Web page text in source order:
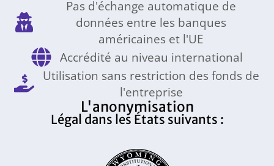
Pas d'échange automatique de
données entre les banques
américaines et l'UE
Accrédité au niveau international
Utilisation sans restriction des fonds de
l'entreprise
L'anonymisation
Légal dans les États suivants :